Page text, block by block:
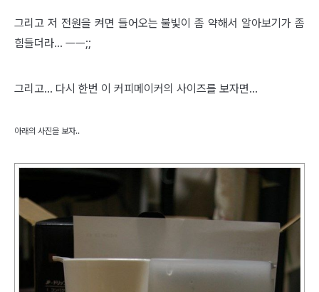
그리고 저 전원을 켜면 들어오는 불빛이 좀 약해서 알아보기가 좀
힘들더라... ㅡㅡ;;
그리고... 다시 한번 이 커피메이커의 사이즈를 보자면...
아래의 사진을 보자..